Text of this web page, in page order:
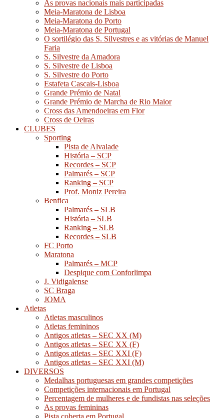
As provas nacionais mais participadas
Meia-Maratona de Lisboa
Meia-Maratona do Porto
Meia-Maratona de Portugal
O sortilégio das S. Silvestres e as vitórias de Manuel
Faria
S. Silvestre da Amadora
S. Silvestre de Lisboa
S. Silvestre do Porto
Estafeta Cascais-Lisboa
Grande Prémio de Natal
Grande Prémio de Marcha de Rio Maior
Cross das Amendoeiras em Flor
Cross de Oeiras
CLUBES
Sporting
Pista de Alvalade
História – SCP
Recordes – SCP
Palmarés – SCP
Ranking – SCP
Prof. Moniz Pereira
Benfica
Palmarés – SLB
História – SLB
Ranking – SLB
Recordes – SLB
FC Porto
Maratona
Palmarés – MCP
Despique com Conforlimpa
J. Vidigalense
SC Braga
JOMA
Atletas
Atletas masculinos
Atletas femininos
Antigos atletas – SEC XX (M)
Antigos atletas – SEC XX (F)
Antigos atletas – SEC XXI (F)
Antigos atletas – SEC XXI (M)
DIVERSOS
Medalhas portuguesas em grandes competições
Competições internacionais em Portugal
Percentagem de mulheres e de fundistas nas seleções
As provas femininas
Pista coberta em Portugal